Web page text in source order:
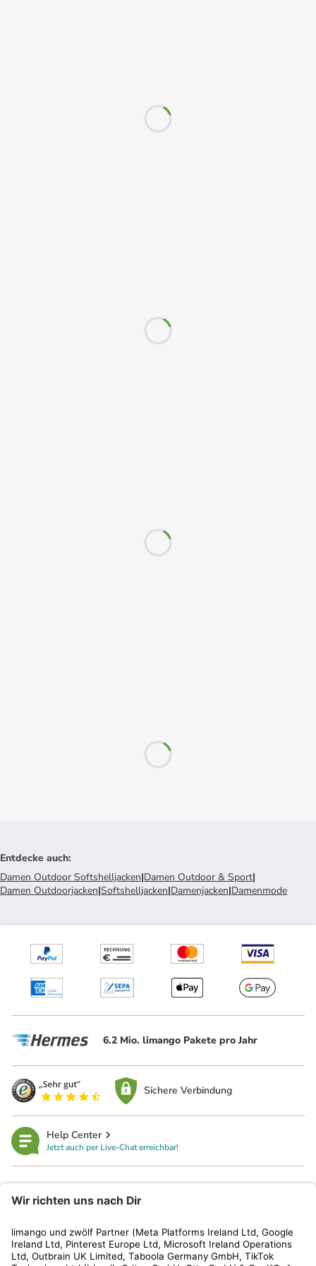
Entdecke auch:
Damen Outdoor Softshelljacken|Damen Outdoor & Sport|
Damen Outdoorjacken|Softshelljacken|Damenjacken|Damenmode
6.2 Mio. limango Pakete pro Jahr
Sichere Verbindung
Help Center
Jetzt auch per Live-Chat erreichbar!
Kundenservice